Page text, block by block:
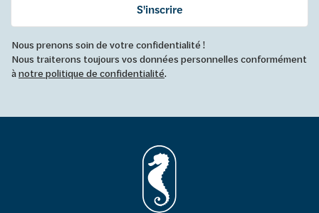
S'inscrire
Nous prenons soin de votre confidentialité !
Nous traiterons toujours vos données personnelles conformément
ànotre politique de confidentialité.